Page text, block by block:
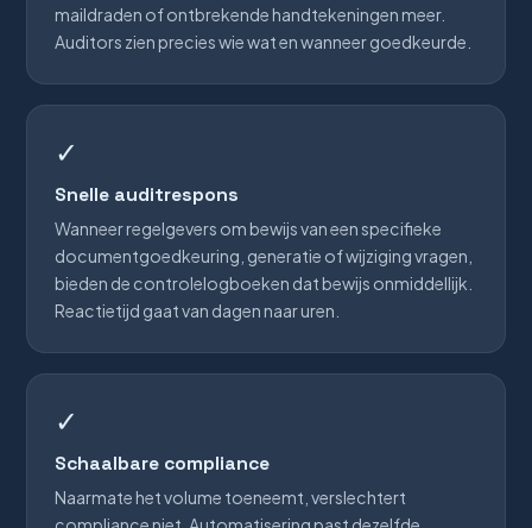
maildraden of ontbrekende handtekeningen meer.
Auditors zien precies wie wat en wanneer goedkeurde.
✓
Snelle auditrespons
Wanneer regelgevers om bewijs van een specifieke
documentgoedkeuring, generatie of wijziging vragen,
bieden de controlelogboeken dat bewijs onmiddellijk.
Reactietijd gaat van dagen naar uren.
✓
Schaalbare compliance
Naarmate het volume toeneemt, verslechtert